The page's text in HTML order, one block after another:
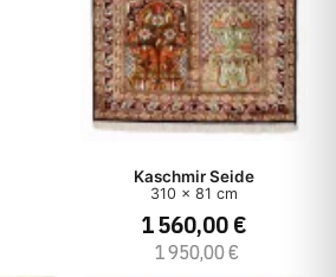
Kaschmir Seide
310 x 81 cm
1 560,00 €
1 950,00 €